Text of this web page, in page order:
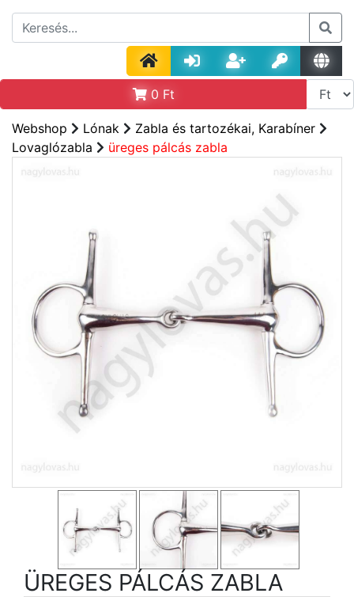
0 Ft
Webshop Lónak
Zabla és tartozékai, Karabíner
Lovaglózabla
üreges pálcás zabla
ÜREGES PÁLCÁS ZABLA